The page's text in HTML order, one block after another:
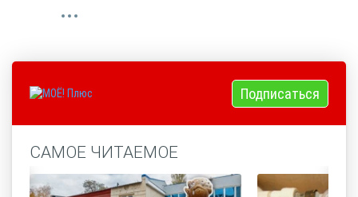
Подписаться
САМОЕ ЧИТАЕМОЕ